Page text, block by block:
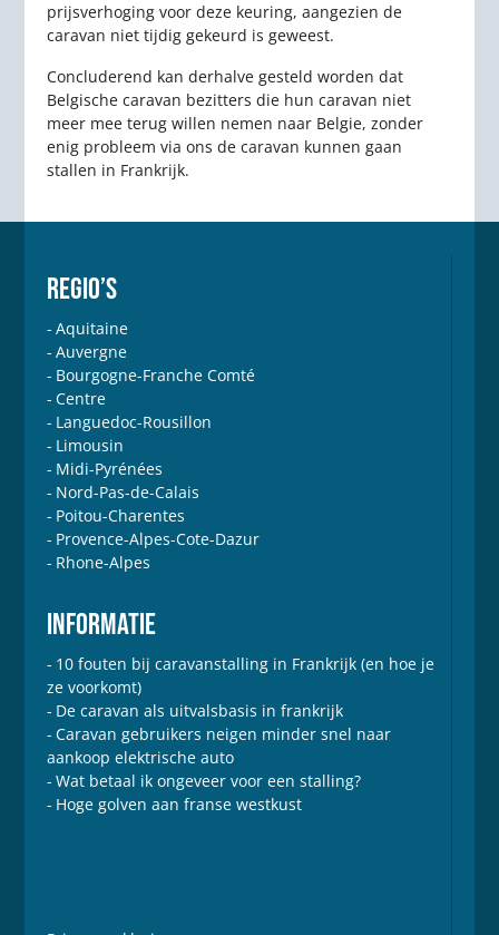
prijsverhoging voor deze keuring, aangezien de
caravan niet tijdig gekeurd is geweest.
Concluderend kan derhalve gesteld worden dat
Belgische caravan bezitters die hun caravan niet
meer mee terug willen nemen naar Belgie, zonder
enig probleem via ons de caravan kunnen gaan
stallen in Frankrijk.
REGIO’S
Aquitaine
Auvergne
Bourgogne-Franche Comté
Centre
Languedoc-Rousillon
Limousin
Midi-Pyrénées
Nord-Pas-de-Calais
Poitou-Charentes
Provence-Alpes-Cote-Dazur
Rhone-Alpes
INFORMATIE
10 fouten bij caravanstalling in Frankrijk (en hoe je
ze voorkomt)
De caravan als uitvalsbasis in frankrijk
Caravan gebruikers neigen minder snel naar
aankoop elektrische auto
Wat betaal ik ongeveer voor een stalling?
Hoge golven aan franse westkust